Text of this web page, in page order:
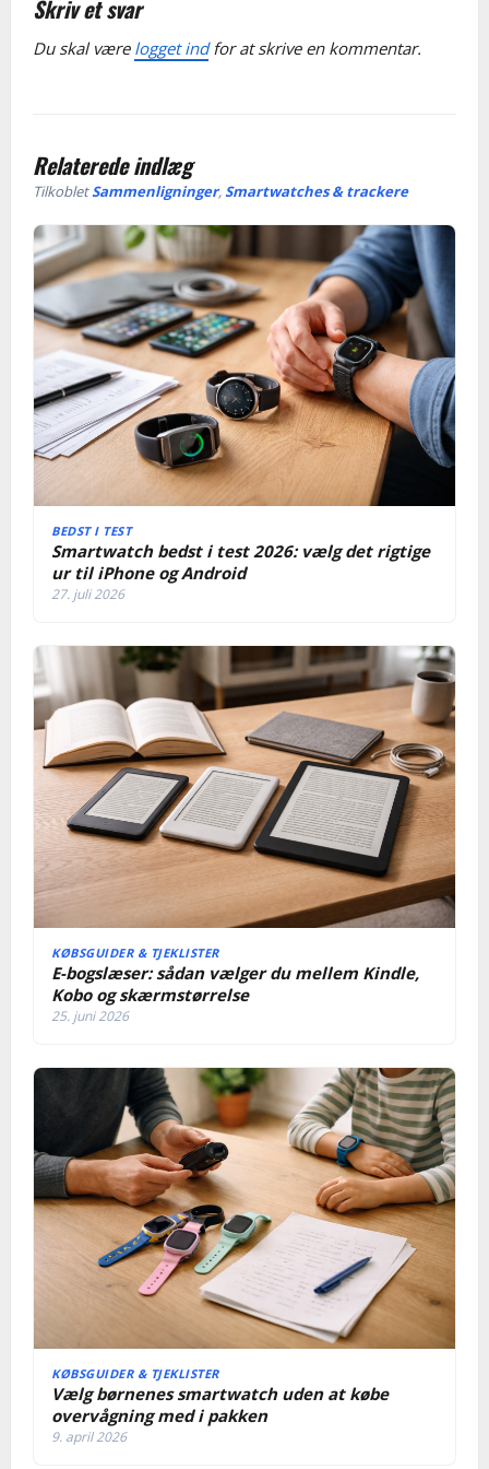
v
i
a
t
i
o
n
Skriv et svar
Du skal være logget indfor at skrive en kommentar.
Relaterede indlæg
TilkobletSammenligninger,Smartwatches & trackere
BEDST I TEST
Smartwatch bedst i test 2026: vælg det rigtige
ur til iPhone og Android
27. juli 2026
KØBSGUIDER & TJEKLISTER
E-bogslæser: sådan vælger du mellem Kindle,
Kobo og skærmstørrelse
25. juni 2026
KØBSGUIDER & TJEKLISTER
Vælg børnenes smartwatch uden at købe
overvågning med i pakken
9. april 2026